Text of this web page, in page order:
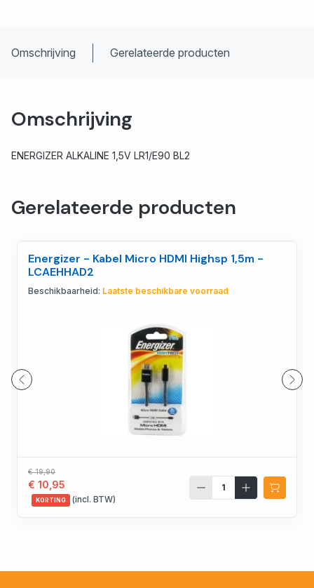
Omschrijving Gerelateerde producten
Omschrijving
ENERGIZER ALKALINE 1,5V LR1/E90 BL2
Gerelateerde producten
Energizer - Kabel Micro HDMI Highsp 1,5m -
LCAEHHAD2
Beschikbaarheid: Laatste beschikbare voorraad
€ 19,90
€ 10,95
KORTING (incl. BTW)